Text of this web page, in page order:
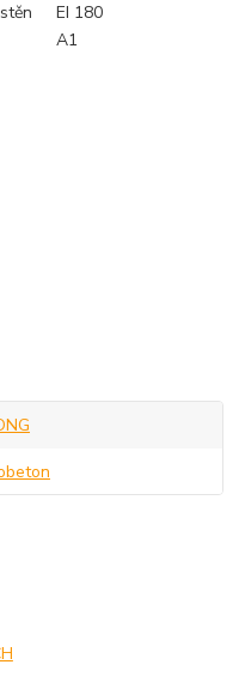
EI 180
A1